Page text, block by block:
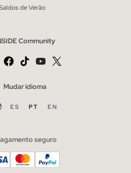
de Verão
Community
Mudar idioma
ES PT EN
seguro